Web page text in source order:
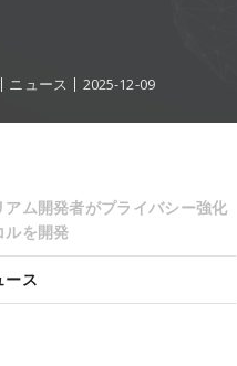
ニュース 2025-12-09
アム開発者がプライバシー強化
ルを開発
ース